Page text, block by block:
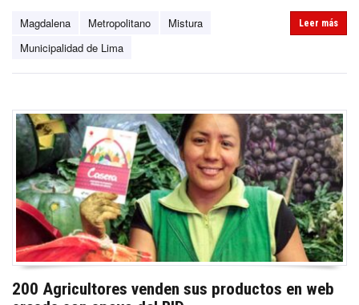
Magdalena Metropolitano
Mistura
Municipalidad de Lima
Leer más
200 Agricultores venden sus productos en web